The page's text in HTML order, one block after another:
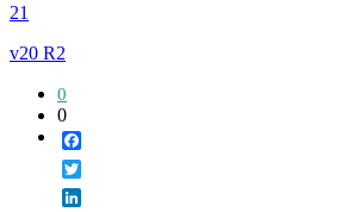
21
v20 R2
0
0